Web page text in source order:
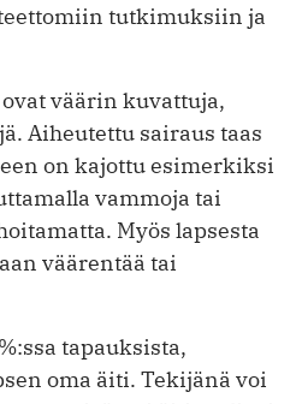
tutkimuksiin ja
väärin kuvattuja,
Aiheutettu sairaus taas
on kajottu esimerkiksi
vammoja tai
Myös lapsesta
väärentää tai
tapauksista,
oma äiti. Tekijänä voi